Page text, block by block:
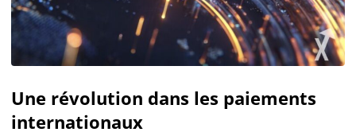
Une révolution dans les paiements
internationaux